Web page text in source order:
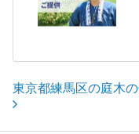
東京都練馬区の庭木